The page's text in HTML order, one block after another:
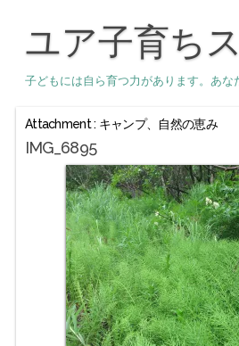
ユア子育ち
子どもには自ら育つ力があります。あな
Attachment : キャンプ、自然の恵み
IMG_6895